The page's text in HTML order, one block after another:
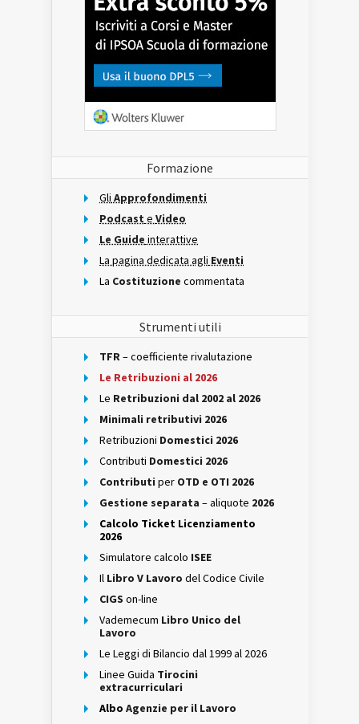
Formazione
Gli Approfondimenti
Podcast e Video
Le Guide interattive
La pagina dedicata agli Eventi
La Costituzione commentata
Strumenti utili
TFR– coefficiente rivalutazione
Le Retribuzioni al 2026
Le Retribuzioni dal 2002 al 2026
Minimali retributivi 2026
Retribuzioni Domestici 2026
Contributi Domestici 2026
Contributi per OTD e OTI 2026
Gestione separata – aliquote 2026
Calcolo Ticket Licenziamento
2026
Simulatore calcolo ISEE
Il Libro V Lavoro del Codice Civile
CIGS on-line
Vademecum Libro Unico del
Lavoro
Le Leggi di Bilancio dal 1999 al 2026
Linee Guida Tirocini
extracurriculari
Albo Agenzie per il Lavoro